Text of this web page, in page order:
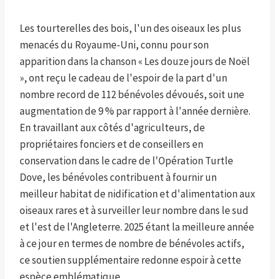
Les tourterelles des bois, l'un des oiseaux les plus
menacés du Royaume-Uni, connu pour son
apparition dans la chanson « Les douze jours de Noël
», ont reçu le cadeau de l'espoir de la part d'un
nombre record de 112 bénévoles dévoués, soit une
augmentation de 9 % par rapport à l'année dernière.
En travaillant aux côtés d'agriculteurs, de
propriétaires fonciers et de conseillers en
conservation dans le cadre de l'Opération Turtle
Dove, les bénévoles contribuent à fournir un
meilleur habitat de nidification et d'alimentation aux
oiseaux rares et à surveiller leur nombre dans le sud
et l'est de l'Angleterre. 2025 étant la meilleure année
à ce jour en termes de nombre de bénévoles actifs,
ce soutien supplémentaire redonne espoir à cette